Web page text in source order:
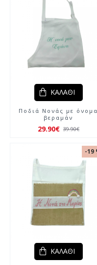
Ποδιά Νονάς με όνομα
βεραμάν
29.90€ 39.90€
ΚΑΛΆΘΙ
-19
ΚΑΛΆΘΙ